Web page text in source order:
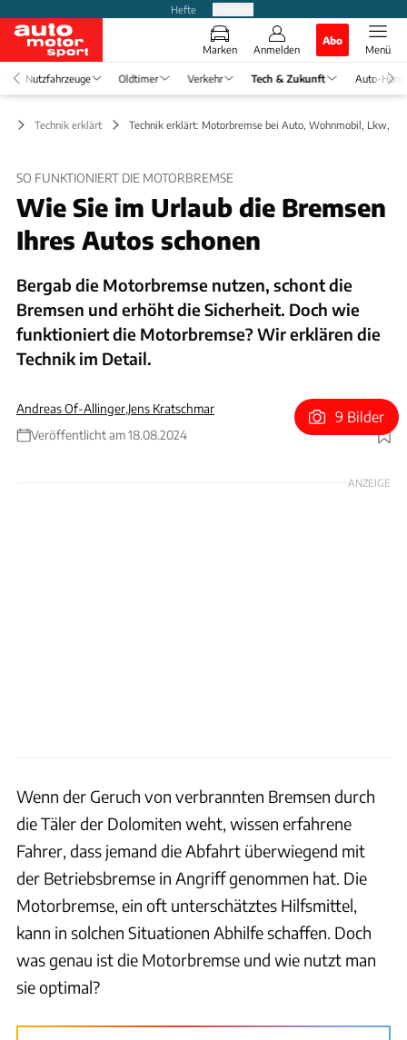
Hefte
Marken Anmelden
Abo
Menü
Nutzfahrzeuge Oldtimer Verkehr Tech & Zukunft Auto-
Technik erklärt Technik erklärt: Motorbremse bei Auto, Wohnmobil, Lkw,
SO FUNKTIONIERT DIE MOTORBREMSE
Wie Sie im Urlaub die Bremsen
Ihres Autos schonen
Bergab die Motorbremse nutzen, schont die
Bremsen und erhöht die Sicherheit. Doch wie
funktioniert die Motorbremse? Wir erklären die
Technik im Detail.
Andreas Of-Allinger,Jens Kratschmar
Veröffentlicht am 18.08.2024
Foto: Rossen Gargolov
9 Bilder
ANZEIGE
Wenn der Geruch von verbrannten Bremsen durch
die Täler der Dolomiten weht, wissen erfahrene
Fahrer, dass jemand die Abfahrt überwiegend mit
der Betriebsbremse in Angriff genommen hat. Die
Motorbremse, ein oft unterschätztes Hilfsmittel,
kann in solchen Situationen Abhilfe schaffen. Doch
was genau ist die Motorbremse und wie nutzt man
sie optimal?